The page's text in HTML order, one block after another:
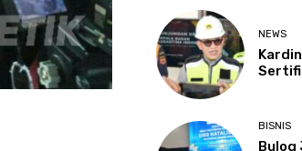
NEWS
BISNIS
Bulog